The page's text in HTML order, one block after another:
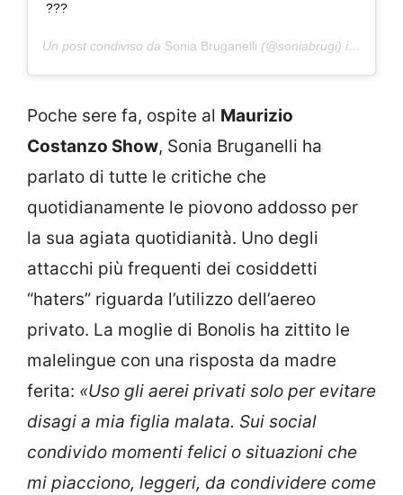
???
Un post condiviso da Sonia Bruganelli (@soniabrugi) in data:
Poche sere fa, ospite al Maurizio
Costanzo Show, Sonia Bruganelli ha
parlato di tutte le critiche che
quotidianamente le piovono addosso per
la sua agiata quotidianità. Uno degli
attacchi più frequenti dei cosiddetti
“haters” riguarda l’utilizzo dell’aereo
privato. La moglie di Bonolis ha zittito le
malelingue con una risposta da madre
ferita: «Uso gli aerei privati solo per evitare
disagi a mia figlia malata. Sui social
condivido momenti felici o situazioni che
mi piacciono, leggeri, da condividere come